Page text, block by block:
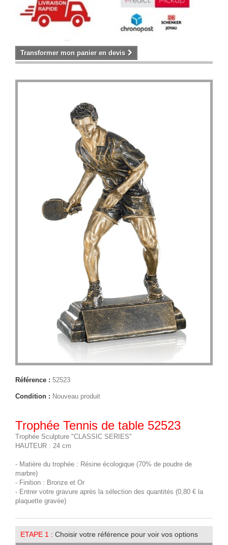
Transformer mon panier en devis
Référence : 52523
Condition : Nouveau produit
Trophée Tennis de table 52523
Trophée Sculpture "CLASSIC SERIES"
HAUTEUR : 24 cm
- Matière du trophée : Résine écologique (70% de poudre de
marbre)
- Finition : Bronze et Or
- Entrer votre gravure après la sélection des quantités (0,80 € la
plaquette gravée)
ETAPE 1 : Choisir votre référence pour voir vos options